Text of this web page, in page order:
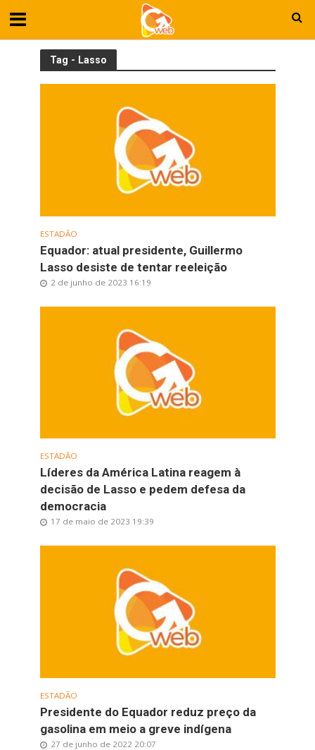
Tag - Lasso
ESTADÃO
Equador: atual presidente, Guillermo
Lasso desiste de tentar reeleição
2 de junho de 2023 16:19
ESTADÃO
Líderes da América Latina reagem à
decisão de Lasso e pedem defesa da
democracia
17 de maio de 2023 19:39
ESTADÃO
Presidente do Equador reduz preço da
gasolina em meio a greve indígena
27 de junho de 2022 20:07